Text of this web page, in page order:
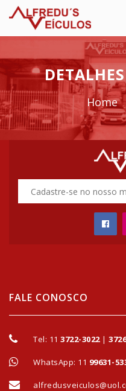
Home
FALE CONOSCO
Tel: 11 3722-3022|
WhatsApp: 11 99631-